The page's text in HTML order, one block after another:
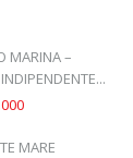
MARINA –
MARE